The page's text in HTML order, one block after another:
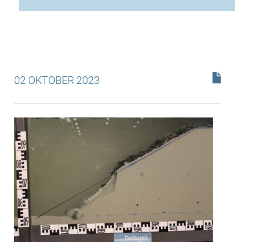
02 OKTOBER 2023